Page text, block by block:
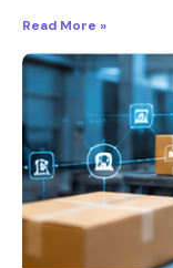
Read More »